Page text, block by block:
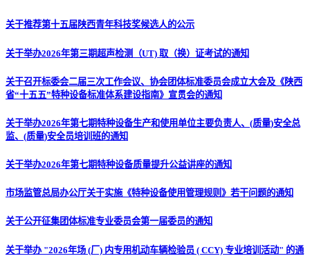
关于推荐第十五届陕西青年科技奖候选人的公示
关于举办2026年第三期超声检测（UT) 取（换）证考试的通知
关于召开标委会二届三次工作会议、协会团体标准委员会成立大会及《陕西
省“十五五”特种设备标准体系建设指南》宣贯会的通知
关于举办2026年第七期特种设备生产和使用单位主要负责人、(质量)安全总
监、(质量)安全员培训班的通知
关于举办2026年第七期特种设备质量提升公益讲座的通知
市场监管总局办公厅关于实施《特种设备使用管理规则》若干问题的通知
关于公开征集团体标准专业委员会第一届委员的通知
关于举办 "2026年场 (厂) 内专用机动车辆检验员 ( CCY) 专业培训活动" 的通